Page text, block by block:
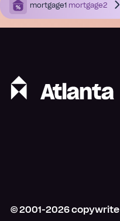
mortgage1 mortgage2
© 2001-2026copywrite